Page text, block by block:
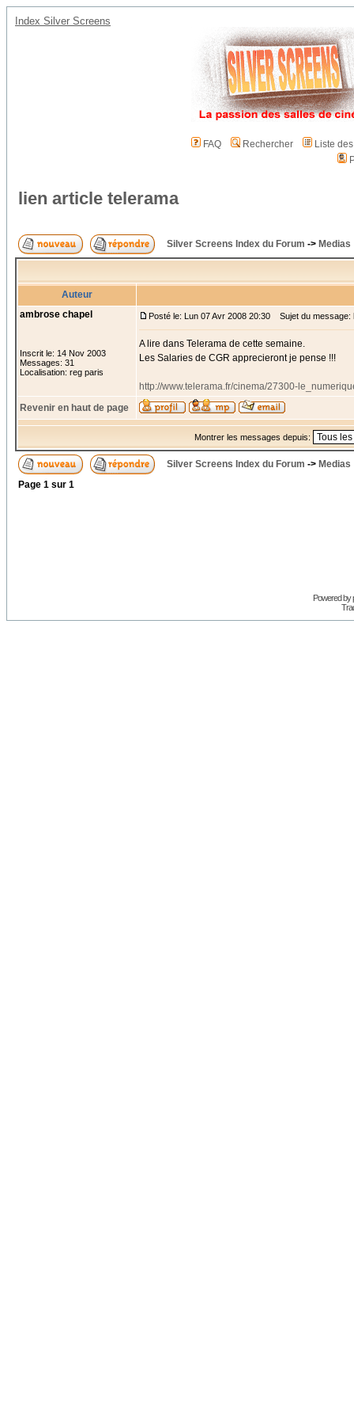
Index Silver Screens
FAQ Rechercher
Liste
lien article telerama
Silver Screens Index du Forum -> Medias
Auteur
ambrose chapel
Inscrit le: 14 Nov 2003
Messages: 31
Localisation: reg paris
Posté le: Lun 07 Avr 2008 20:30 Sujet du message:
A lire dans Telerama de cette semaine.
Les Salaries de CGR apprecieront je pense !!!
http://www.telerama.fr/cinema/27300-
Revenir en haut de page
Montrer les messages depuis:
Silver Screens Index du Forum -> Medias
Page 1 sur 1
Powered by